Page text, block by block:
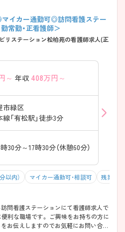
マイカー通勤可◎訪問看護ステー
常勤・正看護師＞
リステーション松柏苑の看護師求人(正
～ 年収 408万円～
市緑区
「有松駅」徒歩3分
30分～17時30分（休憩60分）
以内） マイカー通勤可・相談可 残業10h
問看護ステーションにて看護師求人で
利な職場です。 ご興味をお持ちの方に
お伝えしますのでお気軽にお問い合わ